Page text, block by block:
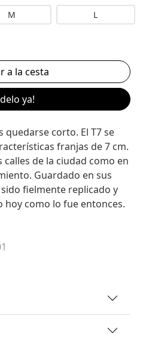
M L
ya!
quedarse corto. El T7 se
franjas de 7 cm.
de la ciudad como en
Guardado en sus
fielmente replicado y
hoy como lo fue entonces.